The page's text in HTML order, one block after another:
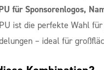
für Sponsorenlogos,
ist die perfekte Wahl
– ideal für